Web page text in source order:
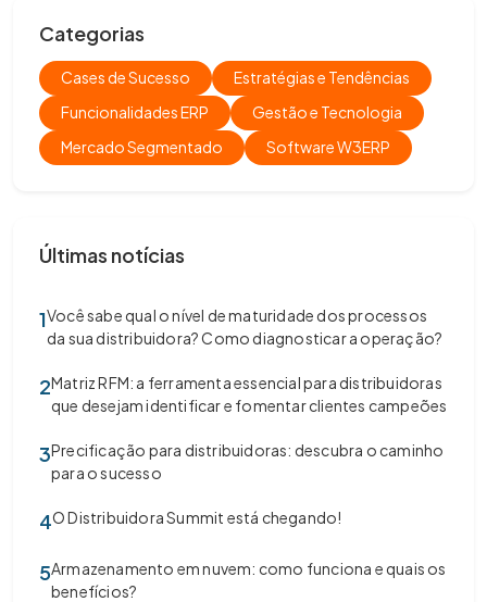
Categorias
Cases de Sucesso
Estratégias e Tendências
Funcionalidades ERP
Gestão e Tecnologia
Mercado Segmentado
Software W3ERP
Últimas notícias
1Você sabe qual o nível de maturidade dos processos
da sua distribuidora? Como diagnosticar a operação?
2Matriz RFM: a ferramenta essencial para distribuidoras
que desejam identificar e fomentar clientes campeões
3Precificação para distribuidoras: descubra o caminho
para o sucesso
4O Distribuidora Summit está chegando!
5Armazenamento em nuvem: como funciona e quais os
benefícios?